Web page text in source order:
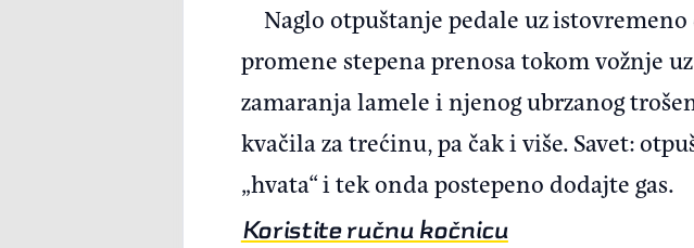
Naglo otpuštanje pedale uz
promene stepena prenosa tokom vožnje
zamaranja lamele i njenog ubrzanog
kvačila za trećinu, pa čak i više. Savet:
„hvata“ i tek onda postepeno dodajte gas.
Koristite ručnu kočnicu